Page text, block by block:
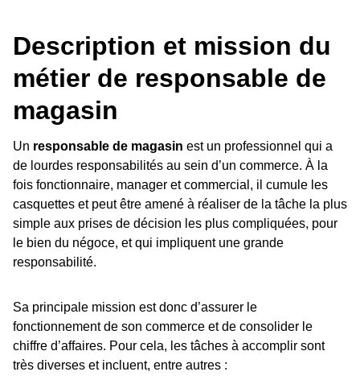
Description et mission du
métier de responsable de
magasin
Un responsable de magasin est un professionnel qui a
de lourdes responsabilités au sein d’un commerce. À la
fois fonctionnaire, manager et commercial, il cumule les
casquettes et peut être amené à réaliser de la tâche la plus
simple aux prises de décision les plus compliquées, pour
le bien du négoce, et qui impliquent une grande
responsabilité.
Sa principale mission est donc d’assurer le
fonctionnement de son commerce et de consolider le
chiffre d’affaires. Pour cela, les tâches à accomplir sont
très diverses et incluent, entre autres :